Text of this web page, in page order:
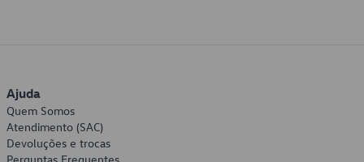
Ajuda
Quem Somos
Atendimento (SAC)
Devoluções e trocas